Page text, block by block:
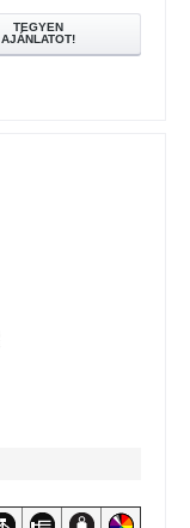
TEGYEN
AJÁNLATOT!